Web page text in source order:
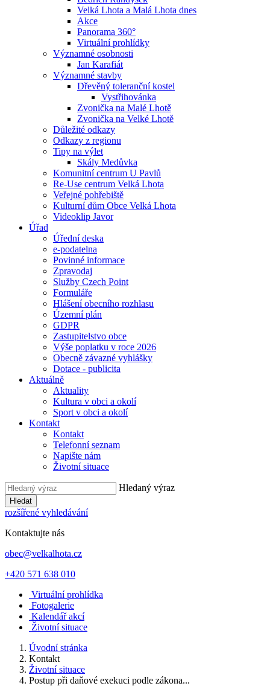
Velká Lhota a Malá Lhota dnes
Akce
Panorama 360°
Virtuální prohlídky
Významné osobnosti
Jan Karafiát
Významné stavby
Dřevěný toleranční kostel
Vystřihovánka
Zvonička na Malé Lhotě
Zvonička na Velké Lhotě
Důležité odkazy
Odkazy z regionu
Tipy na výlet
Skály Medůvka
Komunitní centrum U Pavlů
Re-Use centrum Velká Lhota
Veřejné pohřebiště
Kulturní dům Obce Velká Lhota
Videoklip Javor
Úřad
Úřední deska
e-podatelna
Povinné informace
Zpravodaj
Služby Czech Point
Formuláře
Hlášení obecního rozhlasu
Územní plán
GDPR
Zastupitelstvo obce
Výše poplatku v roce 2026
Obecně závazné vyhlášky
Dotace - publicita
Aktuálně
Aktuality
Kultura v obci a okolí
Sport v obci a okolí
Kontakt
Kontakt
Telefonní seznam
Napište nám
Životní situace
Hledaný výraz
Hledat
rozšířené vyhledávání
Kontaktujte nás
obec@velkalhota.cz
+420 571 638 010
Virtuální prohlídka
Fotogalerie
Kalendář akcí
Životní situace
Úvodní stránka
Kontakt
Životní situace
Postup při daňové exekuci podle zákona...